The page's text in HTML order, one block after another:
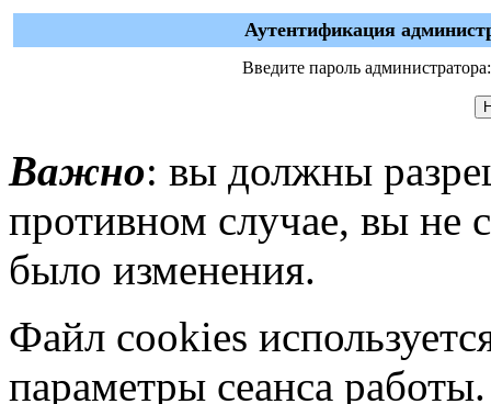
Аутентификация
Введите пароль администратора:
Важно: вы должны
противном случае, вы не
было изменения.
Файл cookies
параметры сеанса